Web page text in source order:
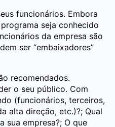
funcionários. Embora
seja conhecido
da empresa são
ser “embaixadores”
recomendados.
o seu público. Com
(funcionários, terceiros,
alta direção, etc.)?; Qual
sua empresa?; O que